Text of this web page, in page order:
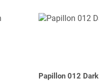
Papillon 012